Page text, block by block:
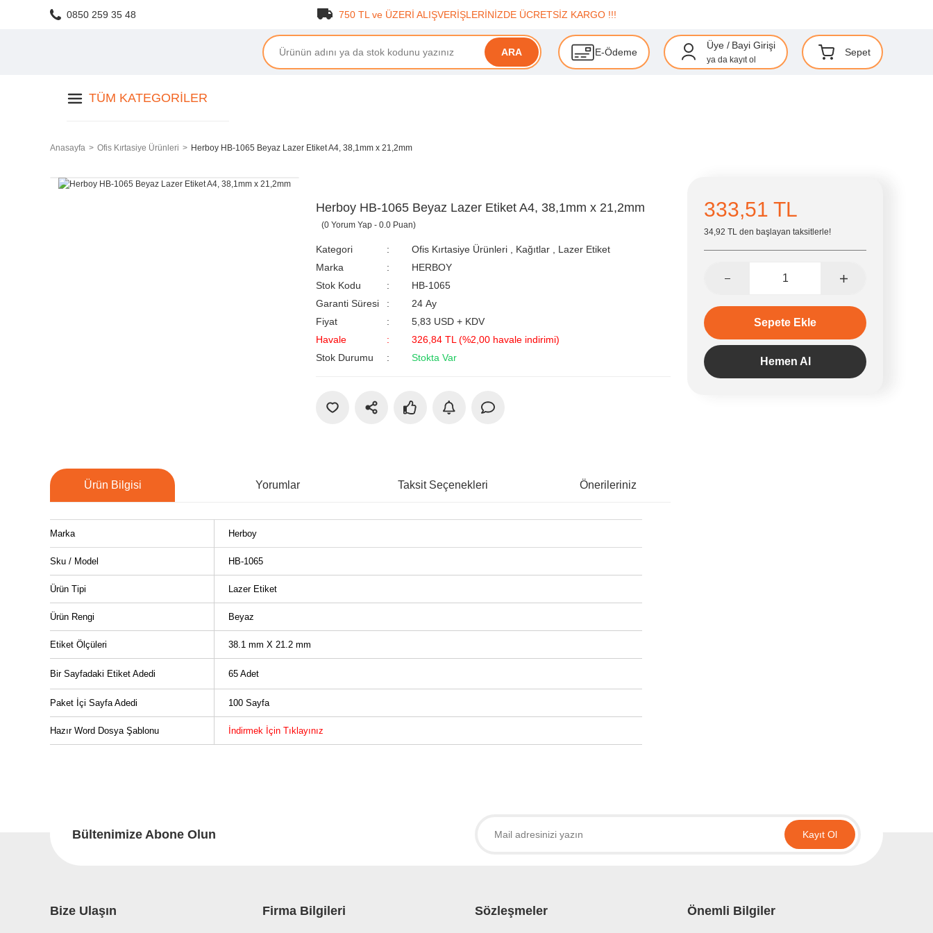
0850 259 35 48 750 TL ve ÜZERİ ALIŞVERİŞLERİNİZDE ÜCRETSİZ KARGO !!!
ARA E-Ödeme
Üye / Bayi Girişi
ya da kayıt ol
Sepet
TÜM KATEGORILER
Anasayfa Ofis Kırtasiye Ürünleri Herboy HB-1065 Beyaz Lazer Etiket A4, 38,1mm x 21,2mm
Herboy HB-1065 Beyaz Lazer Etiket A4, 38,1mm x 21,2mm
(0 Yorum Yap - 0.0 Puan)
Kategori Ofis Kırtasiye Ürünleri Kağıtlar
Lazer Etiket
Marka
HERBOY
Stok Kodu
HB-1065
Garanti Süresi
24 Ay
Fiyat
5,83 USD + KDV
Havale
326,84 TL (%2,00 havale indirimi)
Stok Durumu
Stokta Var
Ürün Bilgisi Yorumlar Taksit Seçenekleri Önerileriniz
Marka Herboy
Sku / Model HB-1065
Ürün Tipi Lazer Etiket
Ürün Rengi Beyaz
Etiket Ölçüleri 38.1 mm X 21.2 mm
Bir Sayfadaki Etiket Adedi 65 Adet
Paket İçi Sayfa Adedi 100 Sayfa
Hazır Word Dosya Şablonu İndirmek İçin Tıklayınız
333,51 TL
34,92 TL den başlayan taksitlerle!
Sepete Ekle
Hemen Al
Bültenimize Abone Olun Kayıt Ol
Bize Ulaşın Firma Bilgileri Sözleşmeler Önemli Bilgiler